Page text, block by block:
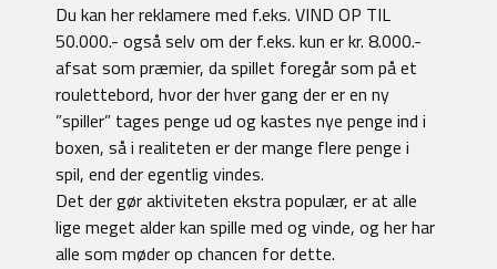
Du kan her reklamere med f.eks. VIND OP TIL
50.000.- også selv om der f.eks. kun er kr. 8.000.-
afsat som præmier, da spillet foregår som på et
roulettebord, hvor der hver gang der er en ny
”spiller” tages penge ud og kastes nye penge ind i
boxen, så i realiteten er der mange flere penge i
spil, end der egentlig vindes.
Det der gør aktiviteten ekstra populær, er at alle
lige meget alder kan spille med og vinde, og her har
alle som møder op chancen for dette.